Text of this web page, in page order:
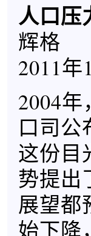
人口压
辉格
2011年
2004
口司公
这份目
势提出
展望都
始下降